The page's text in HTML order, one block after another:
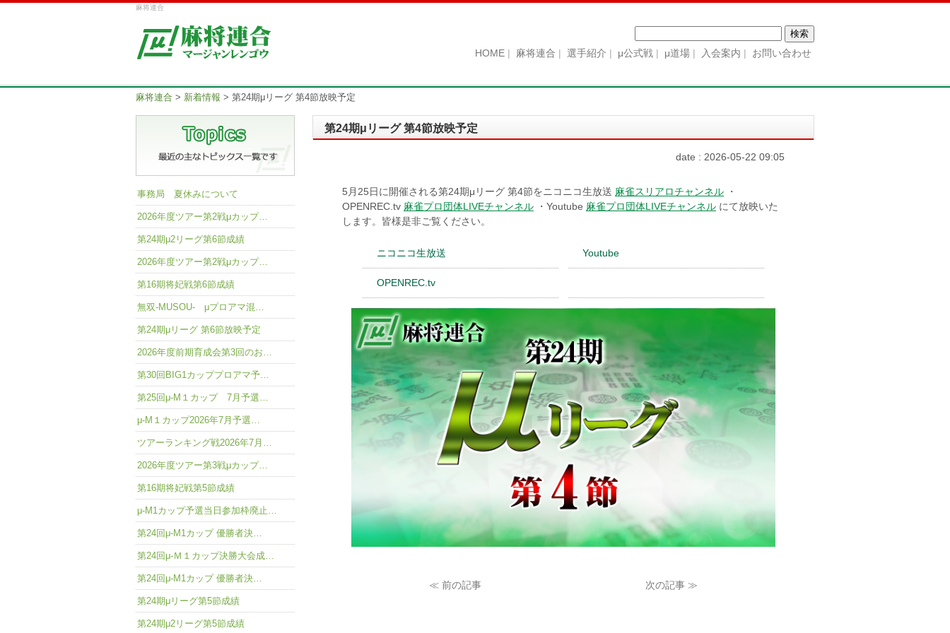
麻将連合
索:
HOME 麻将連合 選手紹介 μ公式戦 μ道場 入会案内 お問い合わせ
麻将連合 > 新着情報 > 第24期μリーグ 第4節放映予定
第24期μリーグ 第4節放映予定
date : 2026-05-22 09:05
5月25日に開催される第24期μリーグ 第4節をニコニコ生放送 麻雀スリアロチャンネル ・
OPENREC.tv 麻雀プロ団体LIVEチャンネル ・Youtube 麻雀プロ団体LIVEチャンネル にて放映いた
します。皆様是非ご覧ください。
ニコニコ生放送
OPENREC.tv
Youtube
≪ 前の記事 次の記事 ≫
事務局 夏休みについて
2026年度ツアー第2戦μカップ…
第24期μ2リーグ第6節成績
2026年度ツアー第2戦μカップ…
第16期将妃戦第6節成績
無双-MUSOU- μプロアマ混…
第24期μリーグ 第6節放映予定
2026年度前期育成会第3回のお…
第30回BIG1カッププロアマ予…
第25回μ-M１カップ 7月予選…
μ-M１カップ2026年7月予選…
ツアーランキング戦2026年7月…
2026年度ツアー第3戦μカップ…
第16期将妃戦第5節成績
μ-M1カップ予選当日参加枠廃止…
第24回μ-M1カップ 優勝者決…
第24回μ-Ｍ１カップ決勝大会成…
第24回μ-M1カップ 優勝者決…
第24期μリーグ第5節成績
第24期μ2リーグ第5節成績